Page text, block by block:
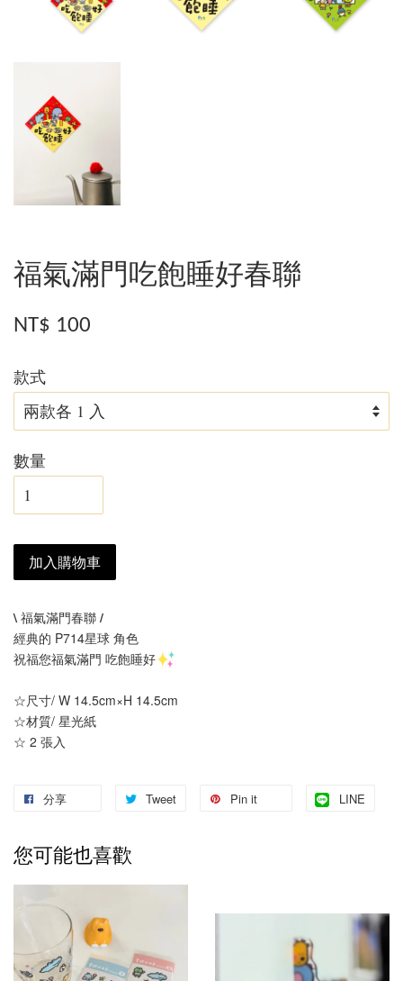
福氣滿門吃飽睡好春聯
NT$ 100
款式
數量
加入購物車
\ 福氣滿門春聯 /
經典的 P714星球 角色
祝福您福氣滿門 吃飽睡好
☆尺寸/ W 14.5cm×H 14.5cm
☆材質/ 星光紙
☆ 2 張入
分享 Tweet Pin it LINE
您可能也喜歡